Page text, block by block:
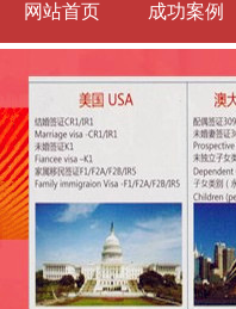
网站首页 成功案例